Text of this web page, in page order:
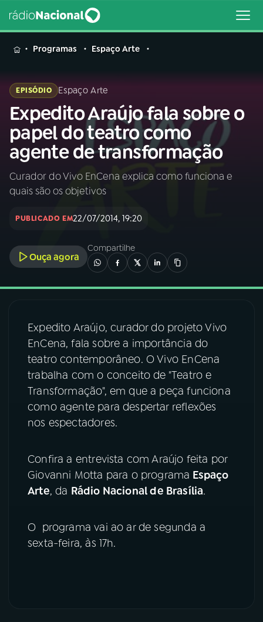
MENU
Buscar
na
Rádio
Nacional
Buscar
AO VIVO
INÍCIO
A RÁDIO
03PROGRAMAÇÃO
04PROGRAMAS
PODCASTS
06VIDEOCASTS
FESTIVAL DE MÚSICA
ACOMPANHE A RÁDIO NACIONAL
YouTube
Programas Espaço Arte
EPISÓDIO Espaço Arte
Expedito Araújo fala sobre o
papel do teatro como
agente de transformação
Curador do Vivo EnCena explica como funciona e
quais são os objetivos
PUBLICADO EM22/07/2014, 19:20
Ouça agora
Compartilhe
Expedito Araújo, curador do projeto Vivo
EnCena, fala sobre a importância do
teatro contemporâneo. O Vivo EnCena
trabalha com o conceito de "Teatro e
Transformação", em que a peça funciona
como agente para despertar reflexões
nos espectadores.
Confira a entrevista com Araújo feita por
Giovanni Motta para o programa Espaço
Arte, da Rádio Nacional de Brasília.
O programa vai ao ar de segunda a
sexta-feira, às 17h.